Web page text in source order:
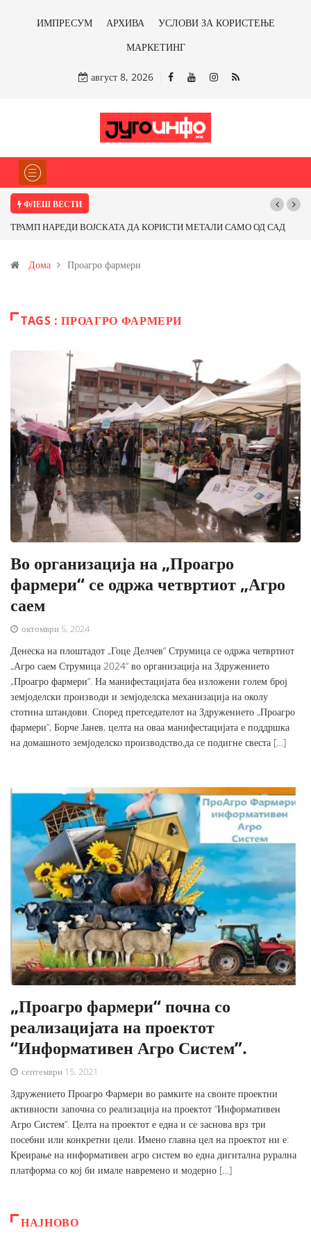
ИМПРЕСУМ АРХИВА
УСЛОВИ ЗА КОРИСТЕЊЕ
МАРКЕТИНГ
август 8, 2026
ФЛЕШ ВЕСТИ
ТРАМП НАРЕДИ ВОЈСКАТА ДА КОРИСТИ МЕТАЛИ САМО ОД САД
Иловица и со антимонот?
Дома Проагро фармери
TAGS : ПРОАГРО ФАРМЕРИ
Во организација на „Проагро
фармери“ се одржа четвртиот „Агро
саем
октомври 5, 2024
Денеска на плоштадот „Гоце Делчев“ Струмица се одржа четвртиот
„Агро саем Струмица 2024“ во организација на Здружението
„Проагро фармери“. На манифестацијата беа изложени голем број
земјоделски производи и земјоделска механизација на околу
стотина штандови. Според претседателот на Здружението „Проагро
фармери“, Борче Јанев, целта на оваа манифестацијата е поддршка
на домашното земјоделско производство,да се подигне свеста […]
„Проагро фармери“ почна со
реализацијата на проектот
“Информативен Агро Систем”.
септември 15, 2021
Здружението Проагро Фармери во рамките на своите проектни
активности започна со реализација на проектот “Информативен
Агро Систем”. Целта на проектот е една и се заснова врз три
посебни или конкретни цели. Имено главна цел на проектот ни е:
Креирање на информативен агро систем во една дигитална рурална
платформа со кој би имале навремено и модерно […]
НАЈНОВО